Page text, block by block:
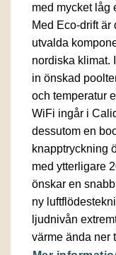
med mycket låg
Med Eco-drift
utvalda
nordiska klimat.
in önskad
och temperatur
WiFi ingår i
dessutom en
knapptryckning
med ytterligare
önskar en
ny
ljudnivån
värme ända ner